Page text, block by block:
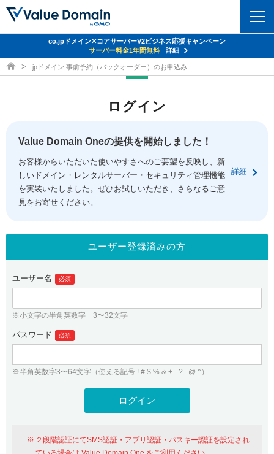
ドメイントップ
ドメイン移管
ドメイン価格一覧
ドメイン一括検索
.jpドメインオークション
gTLDオークション NEW!
.jpドメインバックオーダー
プレミアムドメイン
人気ドメインの種類
WHOIS検索
コアサーバー
バリューサーバー
XREA
セキュリティトップ
Value Domain ネットde診断
SSL証明書
サービストップ
お得意様割引
紹介制度
バリュードメインAPI
ドメイン・ホスティングOEM
facebook
ログイン
従来のバリュードメインをご利用希望の方
Value Domainにログイン
おすすめ One レンタルサーバーを含む最新の機能を使う方
ユーザー登録
co.jpドメイン✕コアサーバーV2ビジネス応援キャンペーン
サーバー料金1年間無料
詳細
ドメイン取得ならバリュードメイン
.jpドメイン 事前予約（バックオーダー）のお申込み
ログイン
Value Domain Oneの提供を開始しました！
お客様からいただいた使いやすさへのご要望を反映し、新
しいドメイン・レンタルサーバー・セキュリティ管理機能
を実装いたしました。ぜひお試しいただき、さらなるご意
見をお寄せください。
詳細
ユーザー登録済みの方
ユーザー名 必須
※小文字の半角英数字 3〜32文字
パスワード 必須
※半角英数字3〜64文字（使える記号 ! # $ % & + - ? . @ ^）
２段階認証にてSMS認証・アプリ認証・パスキー認証を設定され